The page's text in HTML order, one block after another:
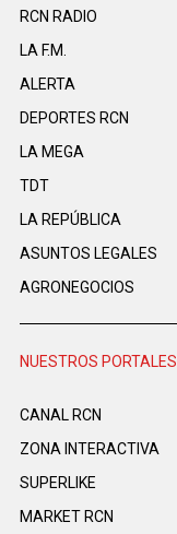
RCN RADIO
LA F.M.
ALERTA
DEPORTES RCN
LA MEGA
TDT
LA REPÚBLICA
ASUNTOS LEGALES
AGRONEGOCIOS
NUESTROS PORTALES
CANAL RCN
ZONA INTERACTIVA
SUPERLIKE
MARKET RCN